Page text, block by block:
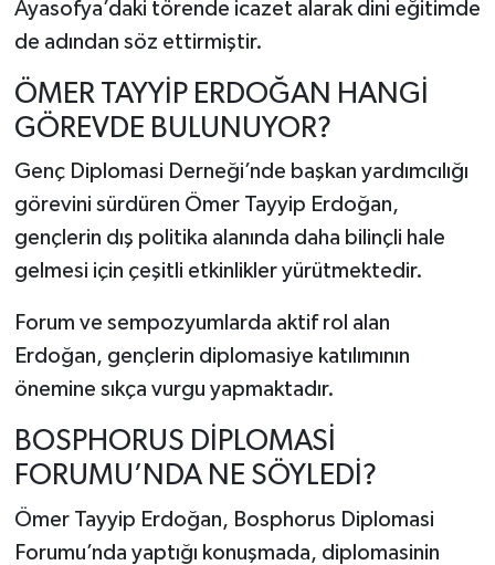
Ayasofya’daki törende icazet alarak dini eğitimde
de adından söz ettirmiştir.
ÖMER TAYYİP ERDOĞAN HANGİ
GÖREVDE BULUNUYOR?
Genç Diplomasi Derneği’nde başkan yardımcılığı
görevini sürdüren Ömer Tayyip Erdoğan,
gençlerin dış politika alanında daha bilinçli hale
gelmesi için çeşitli etkinlikler yürütmektedir.
Forum ve sempozyumlarda aktif rol alan
Erdoğan, gençlerin diplomasiye katılımının
önemine sıkça vurgu yapmaktadır.
BOSPHORUS DİPLOMASİ
FORUMU’NDA NE SÖYLEDİ?
Ömer Tayyip Erdoğan, Bosphorus Diplomasi
Forumu’nda yaptığı konuşmada, diplomasinin